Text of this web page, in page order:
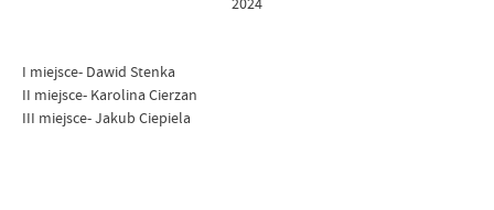
I miejsce- Dawid Stenka
II miejsce- Karolina Cierzan
III miejsce- Jakub Ciepiela